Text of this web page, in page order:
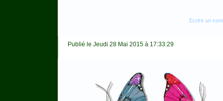
Ecrire un
Publié le Jeudi 28 Mai 2015 à 17:33:29